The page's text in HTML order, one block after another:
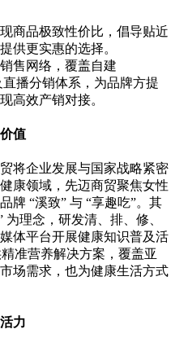
商品极致性价比，倡导贴近
供更实惠的选择。
售网络，覆盖自建
播分销体系，为品牌方提
高效产销对接。
值
将企业发展与国家战略紧密
康领域，先迈商贸聚焦女性
牌 “溪致” 与 “享趣吃”。其
为理念，研发清、排、修、
体平台开展健康知识普及活
准营养解决方案，覆盖亚
场需求，也为健康生活方式
力